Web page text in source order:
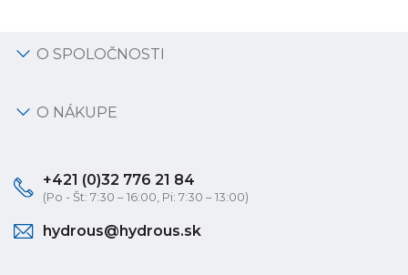
O SPOLOČNOSTI
O NÁKUPE
+421 (0)32 776 21 84
(Po - Št: 7:30 – 16:00, Pi: 7:30 – 13:00)
hydrous@hydrous.sk